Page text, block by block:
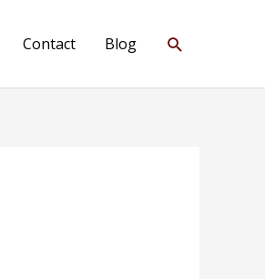
Contact Blog Search